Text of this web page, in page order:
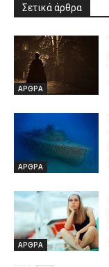
Σετικά άρθρα
ΑΡΘΡΑ
ΑΡΘΡΑ
ΑΡΘΡΑ